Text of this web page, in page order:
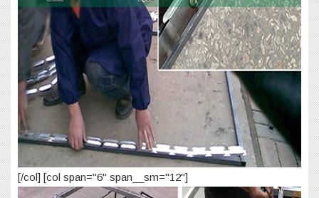
[/col] [col span="6" span__sm="12"]